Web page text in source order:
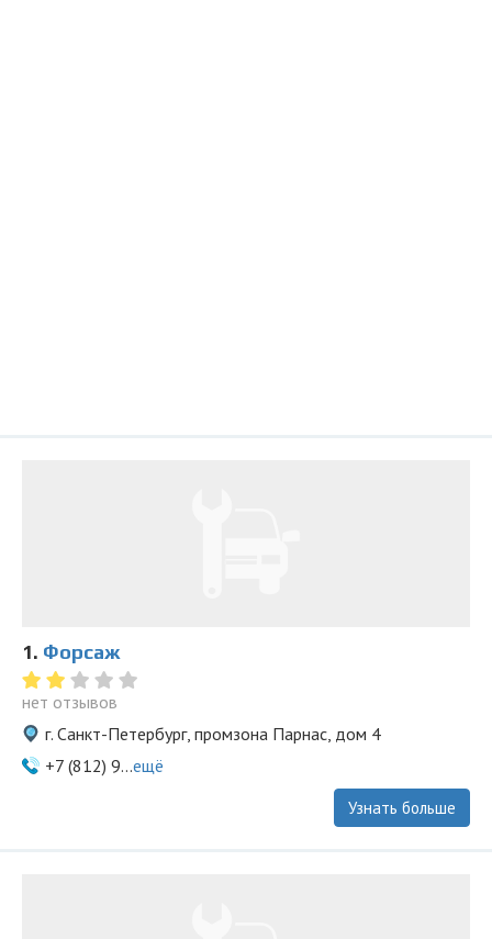
1. Форсаж
нет отзывов
г. Санкт-Петербург, промзона Парнас, дом 4
+7 (812) 9...ещё
Узнать больше